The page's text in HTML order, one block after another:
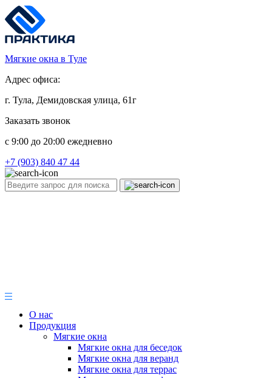
Мягкие окна в Туле
Адрес офиса:
г. Тула, Демидовская улица, 61г
Заказать звонок
c 9:00 до 20:00 ежедневно
+7 (903) 840 47 44
О нас
Продукция
Мягкие окна
Мягкие окна для беседок
Мягкие окна для веранд
Мягкие окна для террас